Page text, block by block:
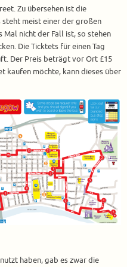
Zu übersehen ist die
meist einer der großen
Mal nicht der Fall ist, so stehen
Die Ticktets für einen Tag
Der Preis beträgt vor Ort £15
kaufen möchte, kann dieses über
haben, gab es zwar die